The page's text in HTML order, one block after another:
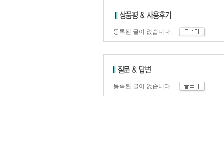
등록된 글이 없습니다.
등록된 글이 없습니다.